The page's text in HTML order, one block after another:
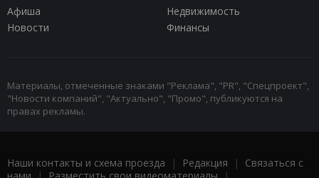
Афиша
Недвижимость
Новости
Финансы
Материалы, отмеченные знаками "Реклама", "PR", "Спецпроект",
"Новости компаний", "Актуально", "Промо", публикуются на
правах рекламы.
Наши контакты и схема проезда | Редакция | Связаться с
нами | Разместить свои видеоматериалы |